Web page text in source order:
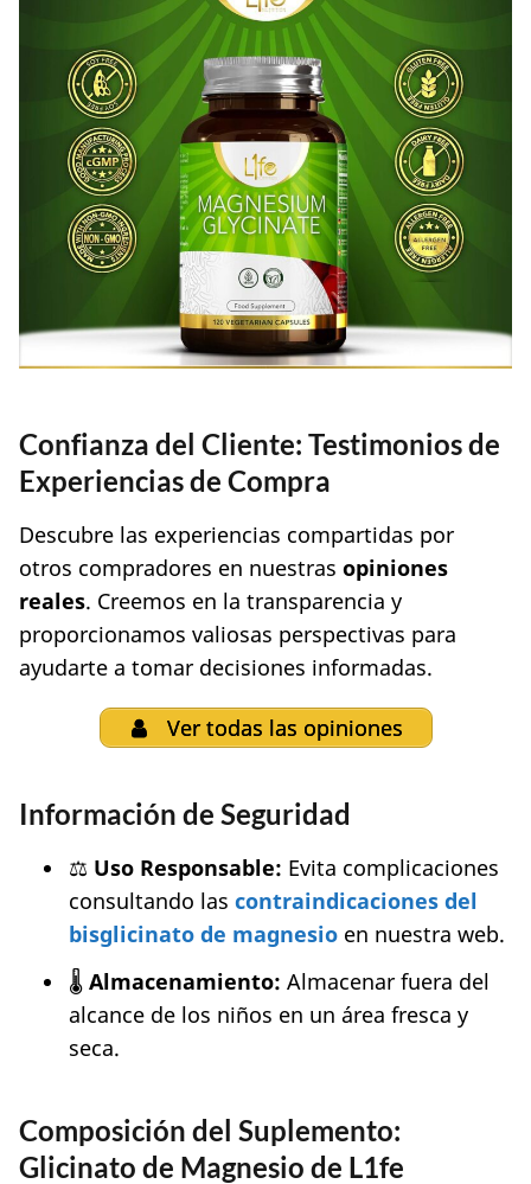
Confianza del Cliente: Testimonios de
Experiencias de Compra
Descubre las experiencias compartidas por
otros compradores en nuestras opiniones
reales. Creemos en la transparencia y
proporcionamos valiosas perspectivas para
ayudarte a tomar decisiones informadas.
Ver todas las opiniones
Información de Seguridad
⚖️ Uso Responsable: Evita complicaciones
consultando las contraindicaciones del
bisglicinato de magnesio en nuestra web.
🌡️ Almacenamiento: Almacenar fuera del
alcance de los niños en un área fresca y
seca.
Composición del Suplemento:
Glicinato de Magnesio de L1fe